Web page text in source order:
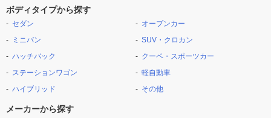
ボディタイプから探す
セダン
ミニバン
ハッチバック
ステーションワゴン
ハイブリッド
オープンカー
SUV・クロカン
クーペ・スポーツカー
軽自動車
その他
メーカーから探す